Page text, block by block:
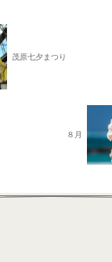
茂原七夕まつり
８月